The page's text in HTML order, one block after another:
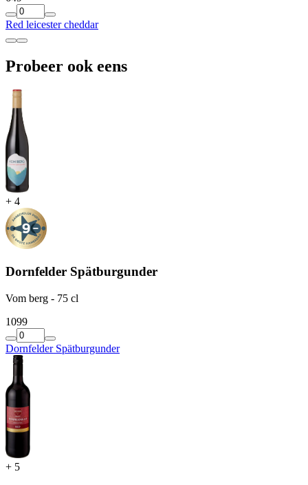
Red leicester cheddar
Probeer ook eens
+ 4
Dornfelder Spätburgunder
Vom berg - 75 cl
1099
Dornfelder Spätburgunder
+ 5